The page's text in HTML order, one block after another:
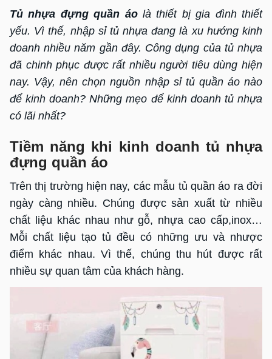
Tủ nhựa đựng quần áolà thiết bị gia đình thiết
yếu. Vì thế, nhập sỉ tủ nhựa đang là xu hướng kinh
doanh nhiều năm gần đây. Công dụng của tủ nhựa
đã chinh phục được rất nhiều người tiêu dùng hiện
nay. Vậy, nên chọn nguồn nhập sỉ tủ quần áo nào
để kinh doanh? Những mẹo để kinh doanh tủ nhựa
có lãi nhất?
Tiềm năng khi kinh doanh tủ nhựa
đựng quần áo
Trên thị trường hiện nay, các mẫu tủ quần áo ra đời
ngày càng nhiều. Chúng được sản xuất từ nhiều
chất liệu khác nhau như gỗ, nhựa cao cấp,inox…
Mỗi chất liệu tạo tủ đều có những ưu và nhược
điểm khác nhau. Vì thế, chúng thu hút được rất
nhiều sự quan tâm của khách hàng.